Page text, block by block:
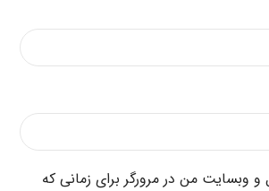
و وبسایت من در مرورگر برای زمانی که